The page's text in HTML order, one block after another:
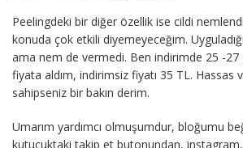
Peelingdeki bir diğer özellik ise cildi
konuda çok etkili diyemeyeceğim.
ama nem de vermedi. Ben indirimde 25 -27
fiyata aldım, indirimsiz fiyatı 35 TL. Hassas
sahipseniz bir bakın derim.
Umarım yardımcı olmuşumdur, bloğumu
kutucuktaki takip et butonundan,